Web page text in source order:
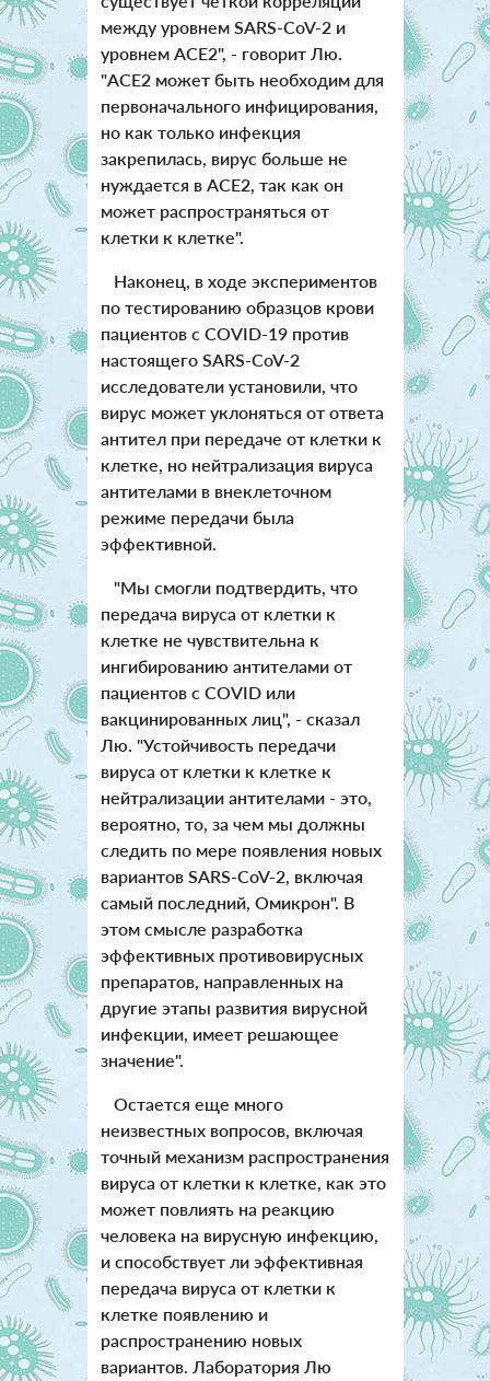
между уровнем SARS-CoV-2 и
уровнем ACE2", - говорит Лю.
"ACE2 может быть необходим для
первоначального инфицирования,
но как только инфекция
закрепилась, вирус больше не
нуждается в ACE2, так как он
может распространяться от
клетки к клетке".
Наконец, в ходе экспериментов
по тестированию образцов крови
пациентов с COVID-19 против
настоящего SARS-CoV-2
исследователи установили, что
вирус может уклоняться от ответа
антител при передаче от клетки к
клетке, но нейтрализация вируса
антителами в внеклеточном
режиме передачи была
эффективной.
"Мы смогли подтвердить, что
передача вируса от клетки к
клетке не чувствительна к
ингибированию антителами от
пациентов с COVID или
вакцинированных лиц", - сказал
Лю. "Устойчивость передачи
вируса от клетки к клетке к
нейтрализации антителами - это,
вероятно, то, за чем мы должны
следить по мере появления новых
вариантов SARS-CoV-2, включая
самый последний, Омикрон". В
этом смысле разработка
эффективных противовирусных
препаратов, направленных на
другие этапы развития вирусной
инфекции, имеет решающее
значение".
Остается еще много
неизвестных вопросов, включая
точный механизм распространения
вируса от клетки к клетке, как это
может повлиять на реакцию
человека на вирусную инфекцию,
и способствует ли эффективная
передача вируса от клетки к
клетке появлению и
распространению новых
вариантов. Лаборатория Лю